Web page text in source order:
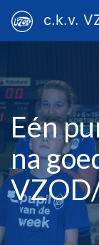
c.k.v.
Eén
na